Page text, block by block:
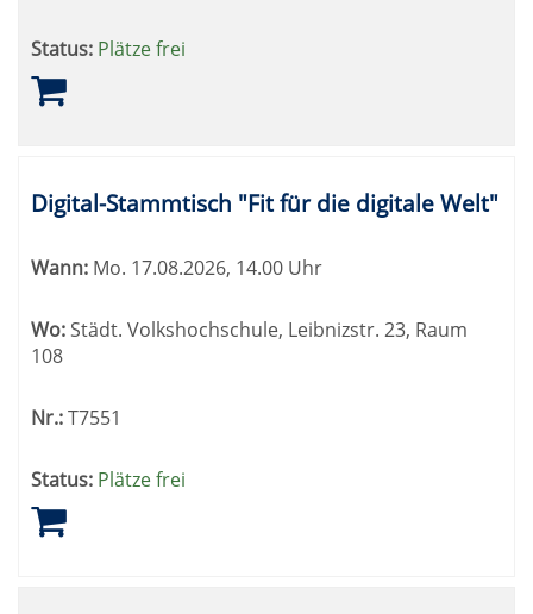
Status: Plätze frei
Digital-Stammtisch "Fit für die digitale Welt"
Wann: Mo. 17.08.2026, 14.00 Uhr
Wo:Städt. Volkshochschule, Leibnizstr. 23, Raum
108
Nr.:T7551
Status: Plätze frei